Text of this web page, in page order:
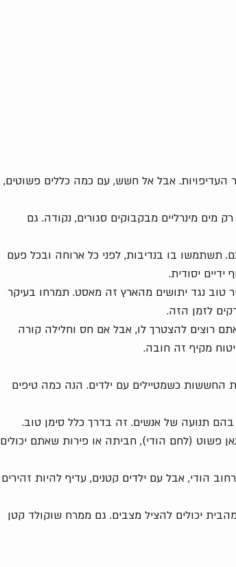
העדיפויות. אבל אל חשש, עם כמה כללים פשוטים,
מים מינרליים מבקבוקים סגורים, נקודה. גם
תשתמשו בו בנדיבות, לפני כל ארוחה ובכל פעם
יסודית.
טוב נגד יתושים מהארץ זה מאסט. תמרחו בעיקר
לזמן הזה.
רוצים להצטרך לו, אבל אם חס וחלילה קורה
מקיף זה חובה.
החששות כשמטיילים עם ילדים. הנה כמה טיפים
בהם תנועה של אנשים. זה בדרך כלל סימן טוב.
פשוט (לחם הודי), חביתה או פירות שאתם יכולים
הודי, אבל עם ילדים קטנים, עדיף להיות זהירים
יכולים להציל מצבים. גם ממרח שוקולד קטן